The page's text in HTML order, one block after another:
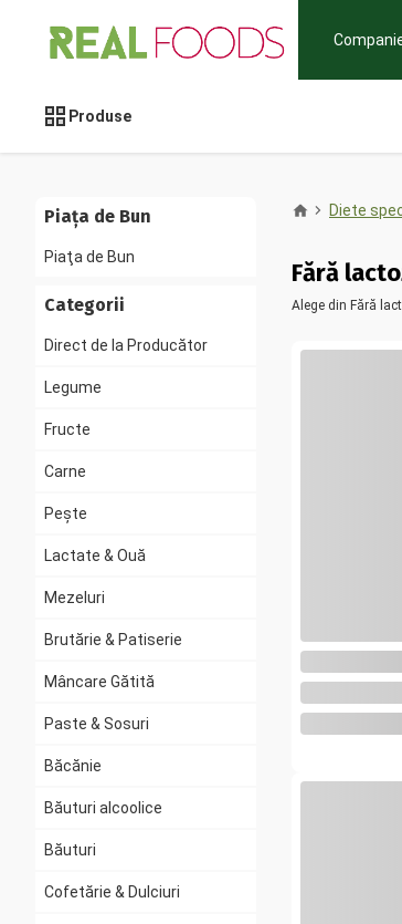
Produse
Piața de Bun
Piaţa de Bun
Categorii
Direct de la Producător
Legume
Fructe
Carne
Pește
Lactate & Ouă
Mezeluri
Brutărie & Patiserie
Mâncare Gătită
Paste & Sosuri
Băcănie
Băuturi alcoolice
Băuturi
Cofetărie & Dulciuri
Diete
Fără
Alege din Fără